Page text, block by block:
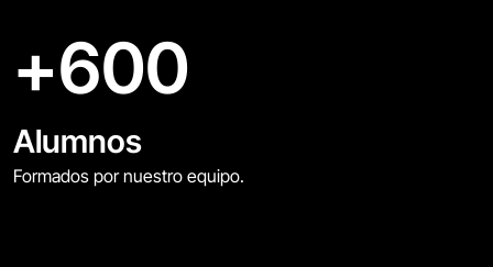
+600
Alumnos
Formados por nuestro equipo.